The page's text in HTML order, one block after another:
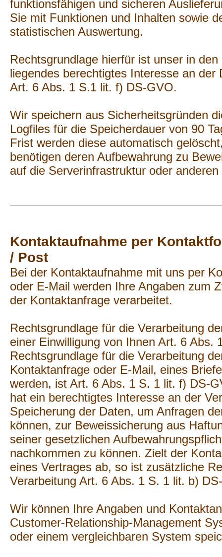
funktionsfähigen und sicheren
Sie mit Funktionen und Inhalten sowie
statistischen Auswertung.
Rechtsgrundlage hierfür ist unser in
liegendes berechtigtes Interesse an der
Art. 6 Abs. 1 S.1 lit. f) DS-GVO.
Wir speichern aus Sicherheitsgründen
Logfiles für die Speicherdauer von 90
Frist werden diese automatisch
benötigen deren Aufbewahrung zu
auf die Serverinfrastruktur oder
Kontaktaufnahme per
/ Post
Bei der Kontaktaufnahme mit uns per
oder E-Mail werden Ihre Angaben zum
der Kontaktanfrage verarbeitet.
Rechtsgrundlage für die Verarbeitung
einer Einwilligung von Ihnen Art. 6 Abs.
Rechtsgrundlage für die Verarbeitung
Kontaktanfrage oder E-Mail, eines
werden, ist Art. 6 Abs. 1 S. 1 lit. f) DS-
hat ein berechtigtes Interesse an der
Speicherung der Daten, um Anfragen
können, zur Beweissicherung aus
seiner gesetzlichen
nachkommen zu können. Zielt der
eines Vertrages ab, so ist zusätzliche
Verarbeitung Art. 6 Abs. 1 S. 1 lit. b)
Wir können Ihre Angaben und
Customer-Relationship-Management
oder einem vergleichbaren System